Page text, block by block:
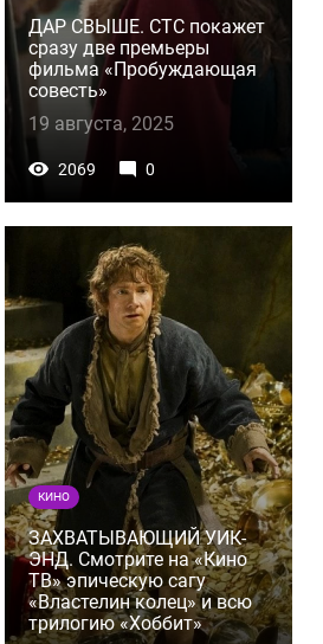
ДАР СВЫШЕ. СТС покажет
сразу две премьеры
фильма «Пробуждающая
совесть»
19 августа, 2025
2069 0
КИНО
ЗАХВАТЫВАЮЩИЙ УИК-
ЭНД. Смотрите на «Кино
ТВ» эпическую сагу
«Властелин колец» и всю
трилогию «Хоббит»